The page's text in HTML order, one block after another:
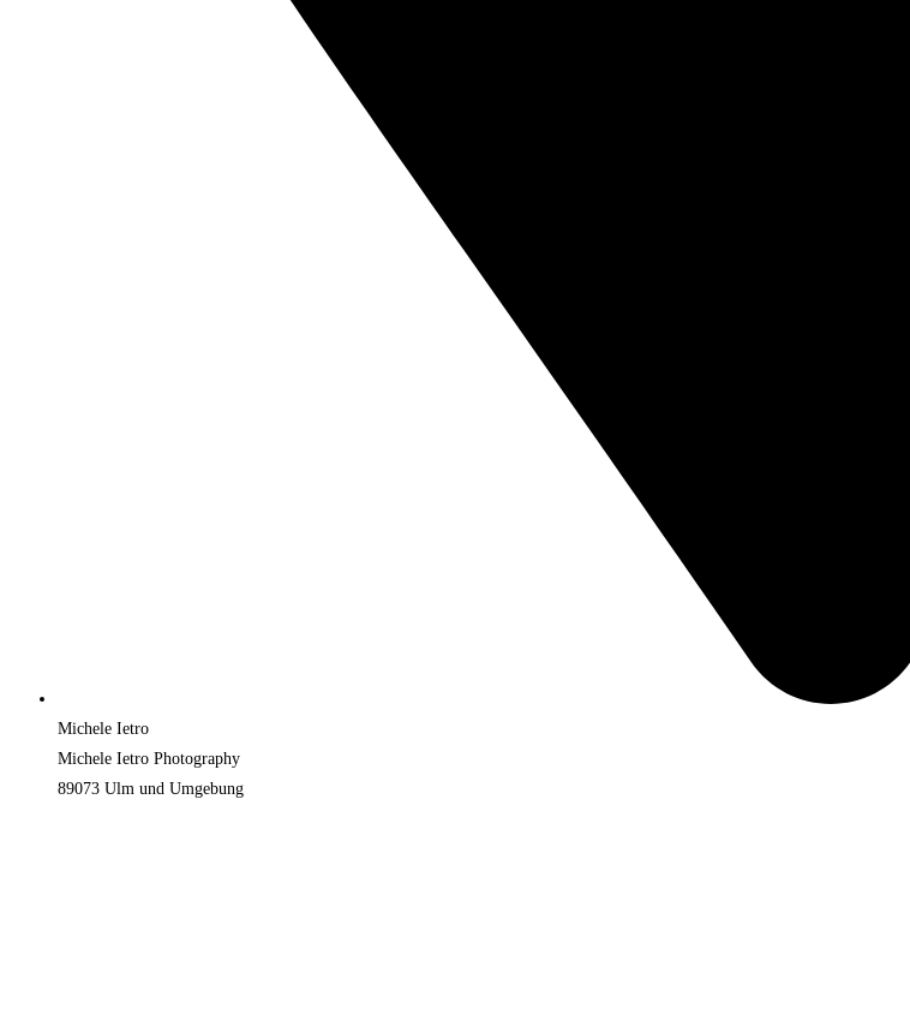
Michele Ietro
Michele Ietro Photography
89073 Ulm und Umgebung